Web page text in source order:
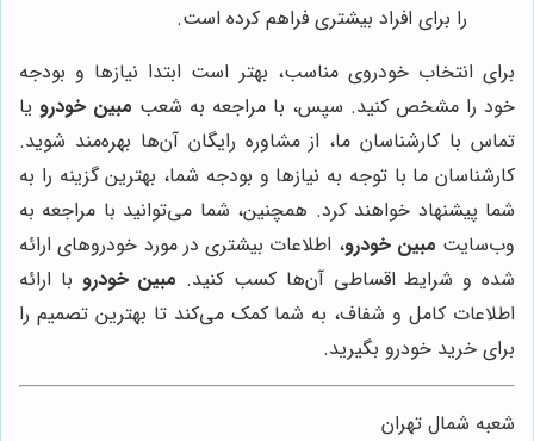
را برای افراد بیشتری فراهم کرده است.
برای انتخاب خودروی مناسب، بهتر است ابتدا نیازها و بودجه
خود را مشخص کنید. سپس، با مراجعه به شعب مبین خودرو یا
تماس با کارشناسان ما، از مشاوره رایگان آن‌ها بهره‌مند شوید.
کارشناسان ما با توجه به نیازها و بودجه شما، بهترین گزینه را به
شما پیشنهاد خواهند کرد. همچنین، شما می‌توانید با مراجعه به
وب‌سایت مبین خودرو، اطلاعات بیشتری در مورد خودروهای ارائه
شده و شرایط اقساطی آن‌ها کسب کنید. مبین خودرو با ارائه
اطلاعات کامل و شفاف، به شما کمک می‌کند تا بهترین تصمیم را
برای خرید خودرو بگیرید.
شعبه شمال تهران